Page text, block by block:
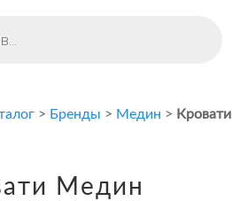
> Бренды > Медин > Кровати
Медин